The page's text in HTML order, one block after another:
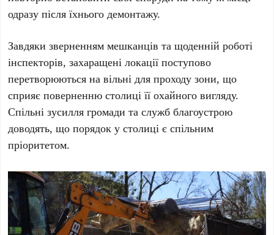
одразу після їхнього демонтажу.
Завдяки зверненням мешканців та щоденній роботі
інспекторів, захаращені локації поступово
перетворюються на вільні для проходу зони, що
сприяє поверненню столиці її охайного вигляду.
Спільні зусилля громади та служб благоустрою
доводять, що порядок у столиці є спільним
пріоритетом.